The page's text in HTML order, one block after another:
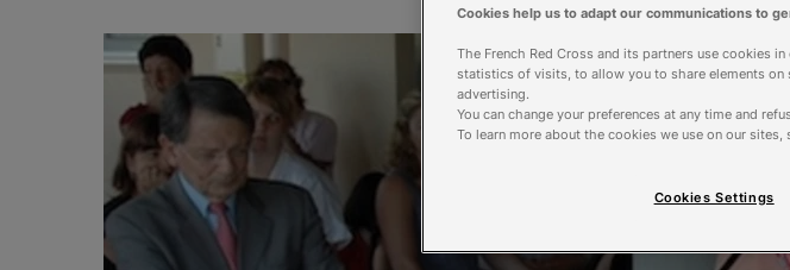
Cookies help us to adapt our communications to
The French Red Cross and its partners use cookies
statistics of visits, to allow you to share elements
advertising.
You can change your preferences at any time and
To learn more about the cookies we use on our sites,
Cookies Settings